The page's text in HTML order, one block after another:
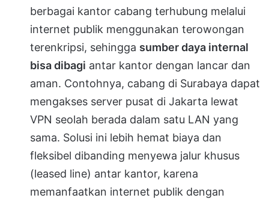
berbagai kantor cabang terhubung melalui
internet publik menggunakan terowongan
terenkripsi, sehingga sumber daya internal
bisa dibagi antar kantor dengan lancar dan
aman. Contohnya, cabang di Surabaya dapat
mengakses server pusat di Jakarta lewat
VPN seolah berada dalam satu LAN yang
sama. Solusi ini lebih hemat biaya dan
fleksibel dibanding menyewa jalur khusus
(leased line) antar kantor, karena
memanfaatkan internet publik dengan